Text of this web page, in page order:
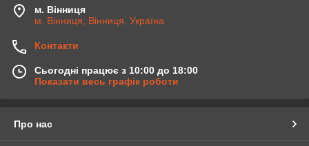
м. Вінниця
м. Вінниця, Вінниця, Україна
Контакти
Сьогодні працює з 10:00 до 18:00
Показати весь графік роботи
Про нас